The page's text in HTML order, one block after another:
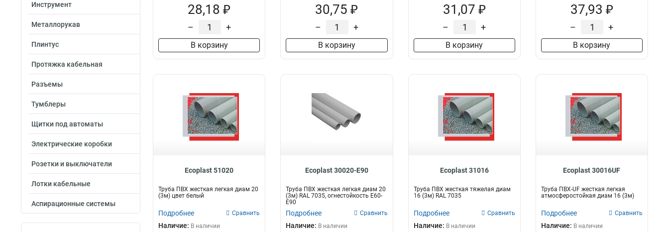
Инструмент
Металлорукав
Плинтус
Протяжка кабельная
Разъемы
Тумблеры
Щитки под автоматы
Электрические коробки
Розетки и выключатели
Лотки кабельные
Аспирационные системы
28,18 ₽
– +
В корзину
30,75 ₽
– +
В корзину
31,07 ₽
– +
В корзину
37,93 ₽
– +
В корзину
Ecoplast 51020
Труба ПВХ жесткая легкая диам 20
(3м) цвет белый
Подробнее Сравнить
Наличие: В наличии
Ecoplast 30020-E90
Труба ПВХ жесткая легкая диам 20
(3м) RAL 7035, огнестойкость E60-
E90
Подробнее Сравнить
Наличие: В наличии
Ecoplast 31016
Труба ПВХ жесткая тяжелая диам
16 (3м) RAL 7035
Подробнее Сравнить
Наличие: В наличии
Ecoplast 30016UF
Труба ПВХ-UF жесткая легкая
атмосферостойкая диам 16 (3м)
Подробнее Сравнить
Наличие: В наличии